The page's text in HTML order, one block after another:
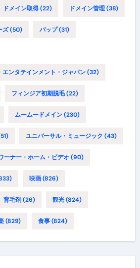
ドメイン取得(22) ドメイン管理(38)
ズ(50) バップ(31)
ンタテインメント・ジャパン(32)
フィンジア初期脱毛(22)
ムームードメイン(230)
ユニバーサル・ミュージック (43)
ーナー・ホーム・ビデオ (90)
映画(826)
育毛剤 (26) 観光(824)
(829) 食事(824)